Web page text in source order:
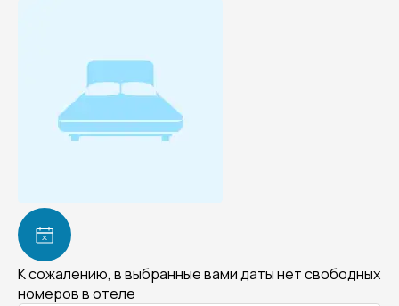
К сожалению, в выбранные вами даты нет свободных
номеров в отеле